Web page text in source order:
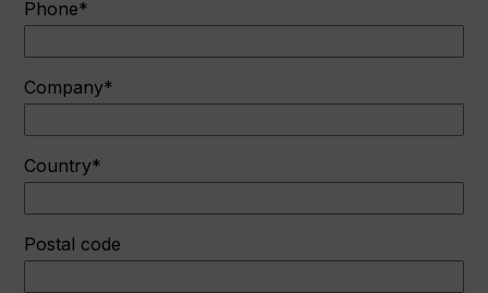
Phone*
Company*
Country*
Postal code